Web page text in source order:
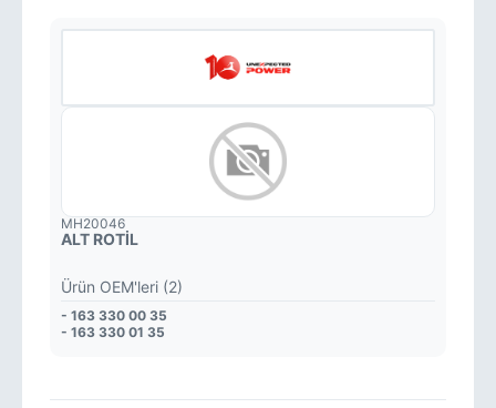
MH20046
ALT ROTİL
Ürün OEM'leri (2)
- 163 330 00 35
- 163 330 01 35